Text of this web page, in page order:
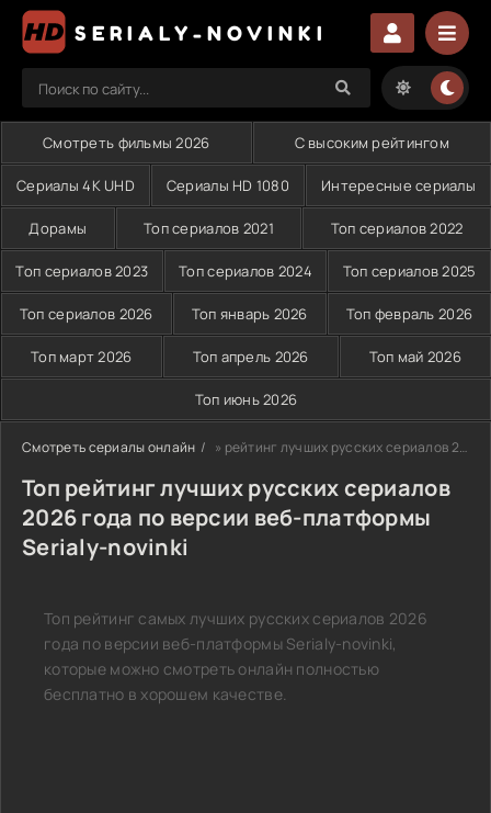
SERIALY-NOVINKI
Смотреть фильмы 2026 С высоким рейтингом
Сериалы 4K UHD Сериалы HD 1080 Интересные сериалы
Дорамы Топ сериалов 2021 Топ сериалов 2022
Топ сериалов 2023 Топ сериалов 2024 Топ сериалов 2025
Топ сериалов 2026 Топ январь 2026 Топ февраль 2026
Топ март 2026 Топ апрель 2026 Топ май 2026
Топ июнь 2026
Смотреть сериалы онлайн » рейтинг лучших русских сериалов 2026
Топ рейтинг лучших русских сериалов
2026 года по версии веб-платформы
Serialy-novinki
Топ рейтинг самых лучших русских сериалов 2026
года по версии веб-платформы Serialy-novinki,
которые можно смотреть онлайн полностью
бесплатно в хорошем качестве.